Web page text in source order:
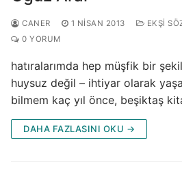
CANER 1 NISAN 2013
EKŞI
0 YORUM
hatıralarımda hep müşfik bir
huysuz değil – ihtiyar olarak
bilmem kaç yıl önce, beşiktaş
DAHA FAZLASINI OKU →